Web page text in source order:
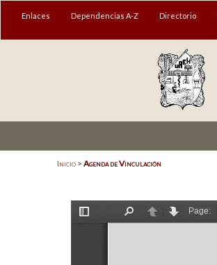
MENÚ
Publicaciones en línea
Enlaces Dependencias A-Z Directorio
Inicio > Agenda de Vinculación